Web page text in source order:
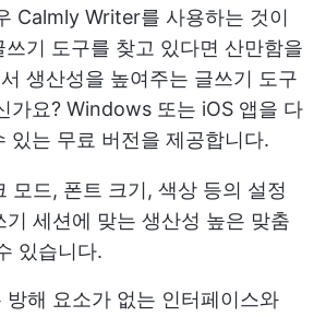
Calmly Writer를 사용하는 것이
쓰기 도구를 찾고 있다면 산만함을
생산성을 높여주는 글쓰기 도구
가요? Windows 또는 iOS 앱을 다
있는 무료 버전을 제공합니다.
모드, 폰트 크기, 색상 등의 설정
기 세션에 맞는 생산성 높은 맞춤
있습니다.
해 요소가 없는 인터페이스와